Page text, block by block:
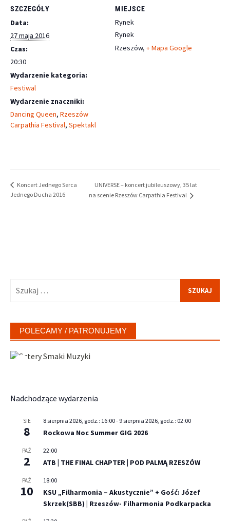
SZCZEGÓŁY
Data:
27 maja 2016
Czas:
20:30
Wydarzenie kategoria:
Festiwal
Wydarzenie znaczniki:
Dancing Queen, Rzeszów
Carpathia Festival, Spektakl
MIEJSCE
Rynek
Rynek
Rzeszów, + Mapa Google
Koncert Jednego Serca
Jednego Ducha 2016
UNIVERSE – koncert jubileuszowy, 35 lat
na scenie Rzeszów Carpathia Festival
POLECAMY / PATRONUJEMY
Nadchodzące wydarzenia
SIE
8
8 sierpnia 2026, godz.: 16:00- 9 sierpnia 2026, godz.: 02:00
Rockowa Noc Summer GIG 2026
PAŹ
2
22:00
ATB | THE FINAL CHAPTER | POD PALMĄ RZESZÓW
PAŹ
10
18:00
KSU „Filharmonia – Akustycznie” + Gość: Józef
Skrzek(SBB) | Rzeszów- Filharmonia Podkarpacka